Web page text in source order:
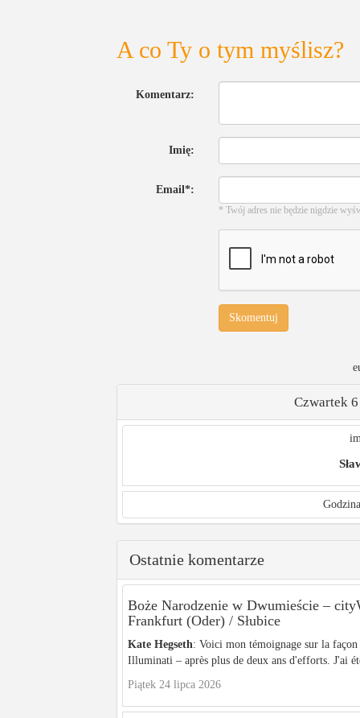
A co Ty o tym myślisz?
Komentarz:
Imię:
Email*:
* Twój adres nie będzie nigdzie
Skomentuj
Czwartek
Ostatnie komentarze
Boże Narodzenie w Dwumieście –
Frankfurt (Oder) / Słubice
Kate Hegseth: Voici mon témoignage sur la
Illuminati – après plus de deux ans d'efforts. J'ai
Piątek 24 lipca 2026